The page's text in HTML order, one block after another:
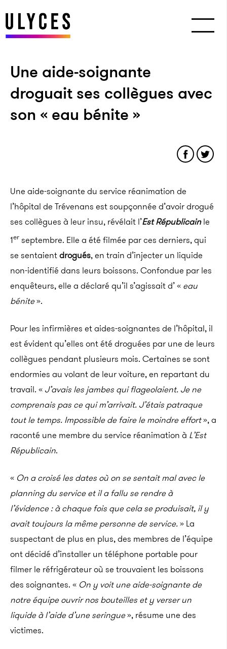
Une aide-soignante
droguait ses collègues avec
son « eau bénite »
Une aide-soignante du service réanimation de
l’hôpital de Trévenans est soupçonnée d’avoir drogué
ses collègues à leur insu, révélait l’Est Républicainle
1er septembre. Elle a été filmée par ces derniers, qui
se sentaientdrogués, en train d’injecter un liquide
non-identifié dans leurs boissons. Confondue par les
enquêteurs, elle a déclaré qu’il s’agissait d’ « eau
bénite».
Pour les infirmières et aides-soignantes de l’hôpital, il
est évident qu’elles ont été droguées par une de leurs
collègues pendant plusieurs mois. Certaines se sont
endormies au volant de leur voiture, en repartant du
travail. « J’avais les jambes qui flageolaient. Je ne
comprenais pas ce qui m’arrivait. J’étais patraque
tout le temps. Impossible de faire le moindre effort», a
raconté une membre du service réanimation à L’Est
Républicain.
« On a croisé les dates où on se sentait mal avec le
planning du service et il a fallu se rendre à
l’évidence : à chaque fois que cela se produisait, il y
avait toujours la même personne de service.» La
suspectant de plus en plus, des membres de l’équipe
ont décidé d’installer un téléphone portable pour
filmer le réfrigérateur où se trouvaient les boissons
des soignantes. « On y voit une aide-soignante de
notre équipe ouvrir nos bouteilles et y verser un
liquide à l’aide d’une seringue», résume une des
victimes.